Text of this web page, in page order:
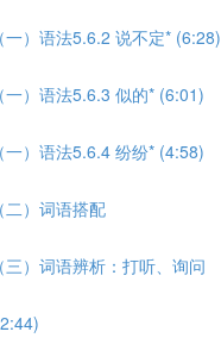
一）语法5.6.2 说不定* (6:28)
一）语法5.6.3 似的* (6:01)
一）语法5.6.4 纷纷* (4:58)
）词语搭配
）词语辨析：打听、询问